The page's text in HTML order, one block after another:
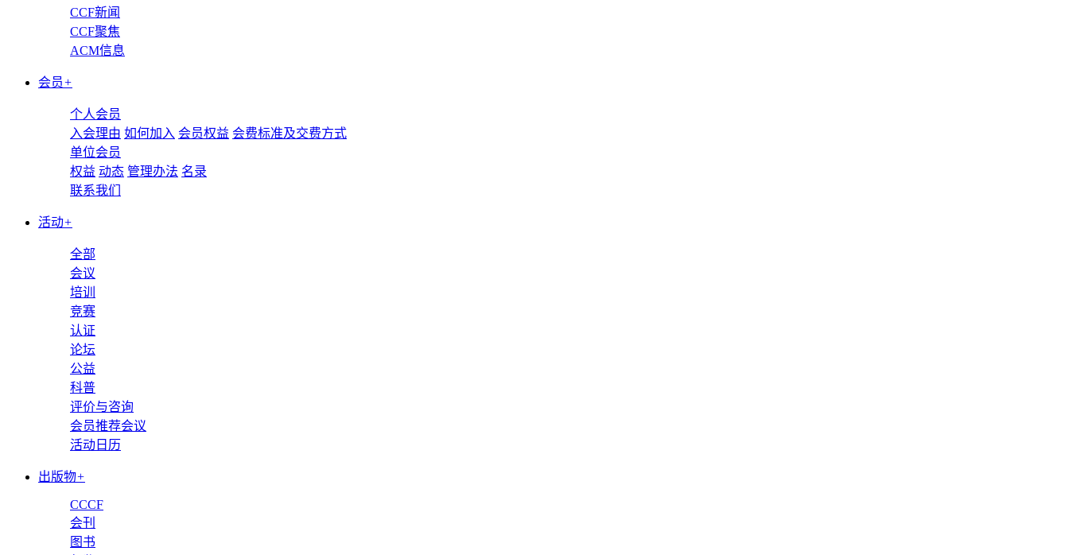
CCF新闻
CCF聚焦
ACM信息
会员+
个人会员
入会理由 如何加入 会员权益 会费标准及交费方式
单位会员
权益 动态 管理办法 名录
联系我们
活动+
全部
会议
培训
竞赛
认证
论坛
公益
科普
评价与咨询
会员推荐会议
活动日历
出版物+
CCCF
会刊
图书